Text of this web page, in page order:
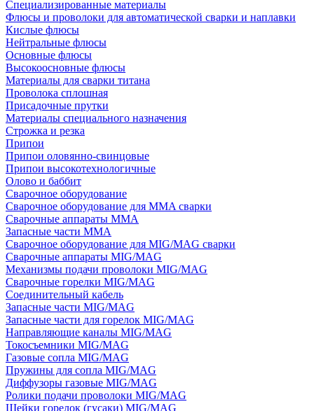
Специализированные материалы
Флюсы и проволоки для автоматической сварки и наплавки
Кислые флюсы
Нейтральные флюсы
Основные флюсы
Высокоосновные флюсы
Материалы для сварки титана
Проволока сплошная
Присадочные прутки
Материалы специального назначения
Строжка и резка
Припои
Припои оловянно-свинцовые
Припои высокотехнологичные
Олово и баббит
Сварочное оборудование
Сварочное оборудование для MMA сварки
Сварочные аппараты MMA
Запасные части MMA
Сварочное оборудование для MIG/MAG сварки
Сварочные аппараты MIG/MAG
Механизмы подачи проволоки MIG/MAG
Сварочные горелки MIG/MAG
Соединительный кабель
Запасные части MIG/MAG
Запасные части для горелок MIG/MAG
Направляющие каналы MIG/MAG
Токосъемники MIG/MAG
Газовые сопла MIG/MAG
Пружины для сопла MIG/MAG
Диффузоры газовые MIG/MAG
Ролики подачи проволоки MIG/MAG
Шейки горелок (гусаки) MIG/MAG